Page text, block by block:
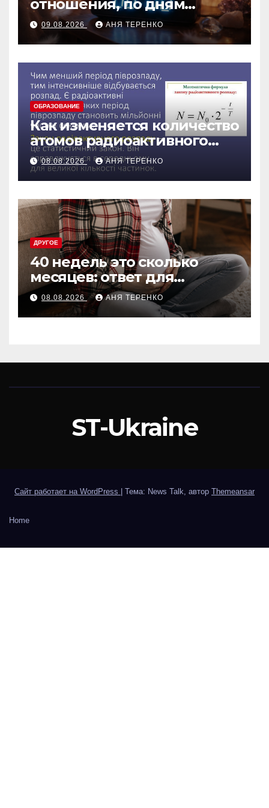
отношения, по дням
недели
09.08.2026 АНЯ ТЕРЕНКО
ОБРАЗОВАНИЕ
Как изменяется количество
атомов радиоактивного
препарата со временем
08.08.2026 АНЯ ТЕРЕНКО
ДРУГОЕ
40 недель это сколько
месяцев: ответ для
беременных и не только
08.08.2026 АНЯ ТЕРЕНКО
ST-Ukraine
Сайт работает на WordPress Тема: News Talk, автор Themeansar
Home